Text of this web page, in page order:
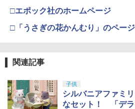
□エポック社のホームページ
□「うさぎの花かんむり」のページ
関連記事
子供
シルバニアファミ
なセット！ 「デラ